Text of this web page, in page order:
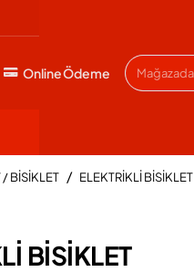
Online Ödeme
Mağazada
ara...
BİSİKLET
BİSİKLET ELEKTRİKLİ BİSİKLET